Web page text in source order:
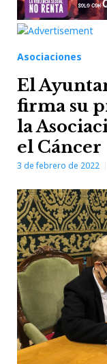
Asociaciones
El
firma su
la
el Cáncer
3 de febrero de 2022